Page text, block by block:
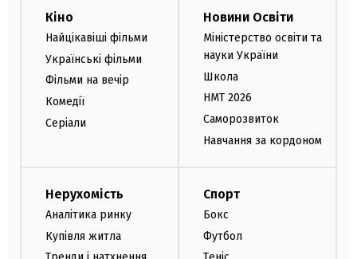
Кіно
Найцікавіші фільми
Українські фільми
Фільми на вечір
Комедії
Серіали
Новини Освіти
Міністерство освіти та
науки України
Школа
НМТ 2026
Саморозвиток
Навчання за кордоном
Нерухомість
Аналітика ринку
Купівля житла
Спорт
Бокс
Футбол